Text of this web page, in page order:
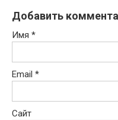
Добавить
Имя *
Email *
Сайт